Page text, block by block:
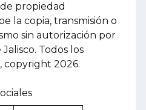
propiedad
la copia, transmisión o
sin autorización por
Todos los
copyright 2026.